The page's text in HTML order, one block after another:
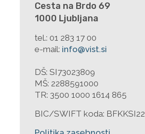
Cesta na Brdo 69
1000 Ljubljana
tel.: 01 283 17 00
e-mail: info@vist.si
DŠ: SI73023809
MŠ: 2288591000
TR: 3500 1000 1614 865
BIC/SWIFT koda: BFKKSI22